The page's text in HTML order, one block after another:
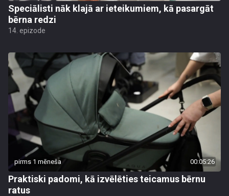
Speciālisti nāk klajā ar ieteikumiem, kā pasargāt
bērna redzi
14. epizode
pirms 1 mēneša 00:05:26
Praktiski padomi, kā izvēlēties teicamus bērnu
ratus